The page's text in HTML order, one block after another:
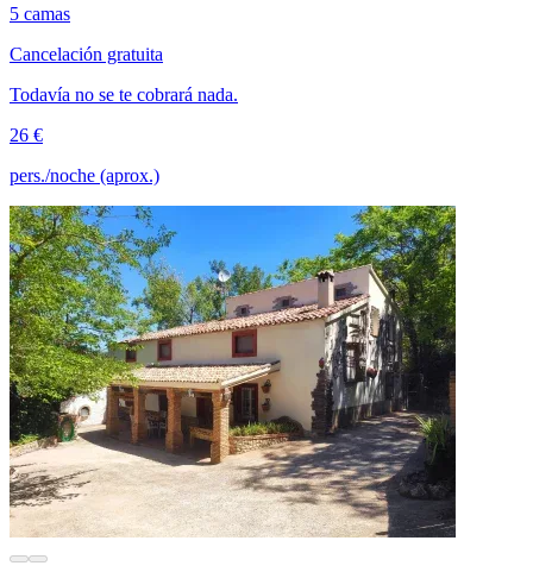
5 camas
Cancelación gratuita
Todavía no se te cobrará nada.
26 €
pers./noche (aprox.)